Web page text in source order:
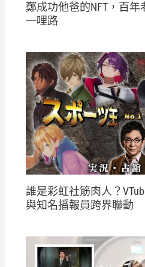
鄭成功他爸的NFT，百
一哩路
誰是彩虹社筋肉人？
與知名播報員跨界聯動